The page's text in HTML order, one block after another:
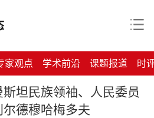
家观点 学术前沿 课题报道 时
坦民族领袖、人民委员
尔德穆哈梅多夫